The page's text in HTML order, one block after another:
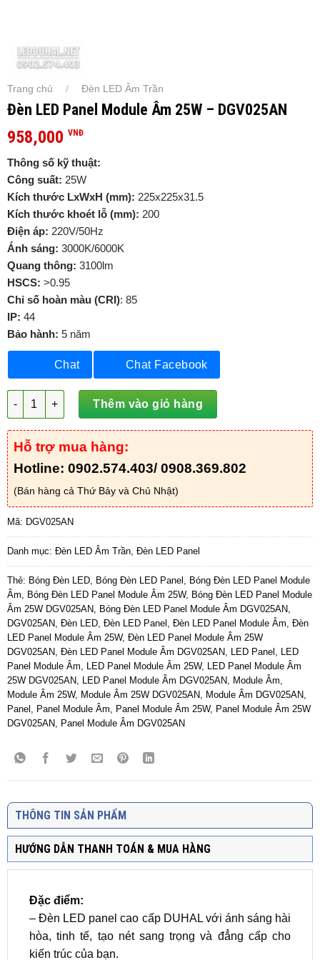
Trang chủ / Đèn LED Âm Trần
Đèn LED Panel Module Âm 25W – DGV025AN
958,000 VNĐ
Thông số kỹ thuật:
Công suất: 25W
Kích thước LxWxH (mm): 225x225x31.5
Kích thước khoét lỗ (mm): 200
Điện áp: 220V/50Hz
Ánh sáng: 3000K/6000K
Quang thông: 3100lm
HSCS: >0.95
Chỉ số hoàn màu (CRI): 85
IP: 44
Bảo hành: 5 năm
Chat Chat Facebook
Đèn LED Panel Module Âm 25W - DGV025AN số lượng
Thêm vào giỏ hàng
Hỗ trợ mua hàng:
Hotline: 0902.574.403/ 0908.369.802
(Bán hàng cả Thứ Bảy và Chủ Nhật)
Mã: DGV025AN
Danh mục: Đèn LED Âm Trần Đèn LED Panel
Thẻ: Bóng Đèn LED Bóng Đèn LED Panel
Bóng Đèn LED Panel Module
Âm
Bóng Đèn LED Panel Module Âm 25W, Bóng Đèn LED Panel Module
Âm 25W DGV025AN
Bóng Đèn LED Panel Module Âm DGV025AN
DGV025AN Đèn LED Đèn LED Panel Đèn LED Panel Module Âm Đèn
LED Panel Module Âm 25W, Đèn LED Panel Module Âm 25W
DGV025AN Đèn LED Panel Module Âm DGV025AN LED Panel
LED
Panel Module Âm
LED Panel Module Âm 25W,
LED Panel Module Âm
25W DGV025AN
LED Panel Module Âm DGV025AN Module Âm
Module Âm 25W, Module Âm 25W DGV025AN Module Âm DGV025AN
Panel
Panel Module Âm Panel Module Âm 25W, Panel Module Âm 25W
DGV025AN
Panel Module Âm DGV025AN
THÔNG TIN SẢN PHẨM
HƯỚNG DẪN THANH TOÁN & MUA HÀNG
Đặc điểm:
– Đèn LED panel cao cấp DUHAL với ánh sáng hài
hòa, tinh tế, tạo nét sang trọng và đẳng cấp cho
kiến trúc của bạn.